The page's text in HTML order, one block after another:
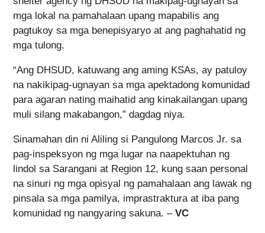
mga lokal na pamahalaan upang mapabilis ang
pagtukoy sa mga benepisyaryo at ang paghahatid ng
mga tulong.
“Ang DHSUD, katuwang ang aming KSAs, ay patuloy
na nakikipag-ugnayan sa mga apektadong komunidad
para agaran nating maihatid ang kinakailangan upang
muli silang makabangon,” dagdag niya.
Sinamahan din ni Aliling si Pangulong Marcos Jr. sa
pag-inspeksyon ng mga lugar na naapektuhan ng
lindol sa Sarangani at Region 12, kung saan personal
na sinuri ng mga opisyal ng pamahalaan ang lawak ng
pinsala sa mga pamilya, imprastraktura at iba pang
komunidad ng nangyaring sakuna. – VC